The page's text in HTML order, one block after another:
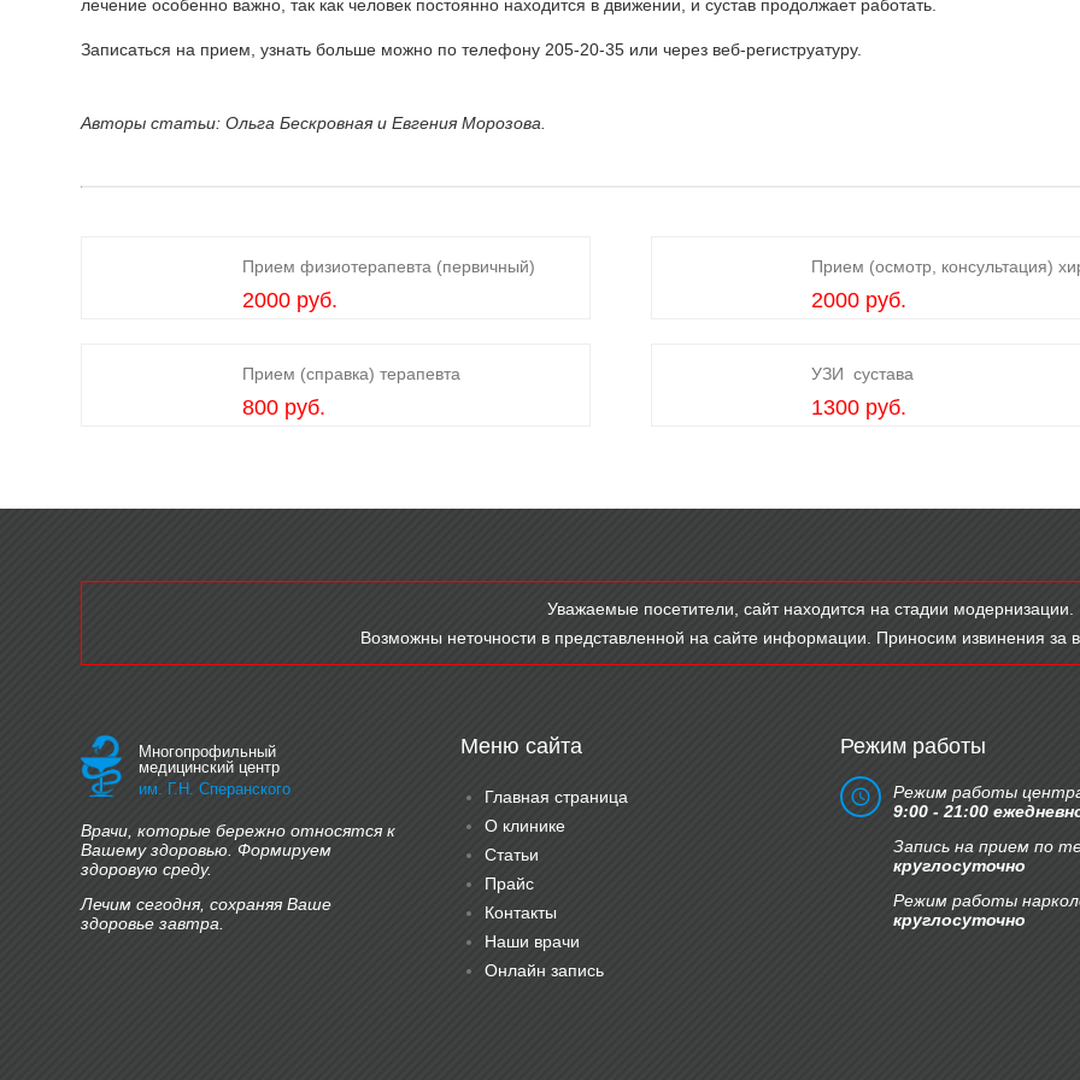
лечение особенно важно, так как человек постоянно находится в движении, и сустав продолжает работать.
Записаться на прием, узнать больше можно по телефону 205-20-35 или через веб-региструатуру.
Авторы статьи: Ольга Бескровная и Евгения Морозова.
Прием физиотерапевта (первичный)
2000 руб.
Прием (осмотр, консультация)
2000 руб.
Прием (справка) терапевта
800 руб.
УЗИ сустава
1300 руб.
Уважаемые посетители, сайт находится на стадии модернизации.
Возможны неточности в представленной на сайте информации. Приносим извинения за
Многопрофильный
медицинский центр
им. Г.Н. Сперанского
Врачи, которые бережно относятся к
Вашему здоровью. Формируем
здоровую среду.
Лечим сегодня, сохраняя Ваше
здоровье завтра.
Меню сайта
Главная страница
О клинике
Статьи
Прайс
Контакты
Наши врачи
Онлайн запись
Режим работы
Режим работы
9:00 - 21:00
Запись на прием по
круглосуточно
Режим работы
круглосуточно